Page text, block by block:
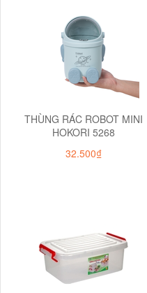
THÙNG RÁC ROBOT MINI
HOKORI 5268
32.500₫